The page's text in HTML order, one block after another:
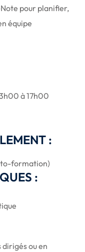
pour planifier,
équipe
à 17h00
:
formation)
:
ou en